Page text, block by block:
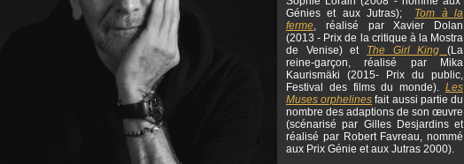
Génies et aux Jutras); Tom à la
ferme , réalisé par Xavier Dolan
(2013 - Prix de la critique à la Mostra
de Venise) et The Girl King
(La
reine-garçon, réalisé par Mika
Kaurismäki (2015- Prix du public,
Festival des films du monde). Les
Muses orphelines fait aussi partie du
nombre des adaptions de son œuvre
(scénarisé par Gilles Desjardins et
réalisé par Robert Favreau, nommé
aux Prix Génie et aux Jutras 2000).